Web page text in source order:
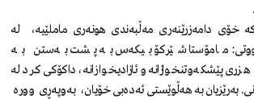
خۆی دامەزرێنەری مەڵبەندی هونەری ماملێیە، لە
گووتی: مامۆستا شێرکۆ بیکەس بە پشت بەستن بە
پێشکەوتنخوازانە و ئازادیخوازانە، داکۆکی کرد لە
بەرێزیان بە هەڵوێستی ئەدەبی خۆیان، بەوپەڕی وورە